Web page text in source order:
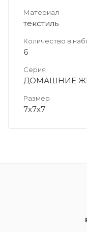
Материал
текстиль
Количество в
6
Серия
ДОМАШНИЕ
Размер
7х7х7